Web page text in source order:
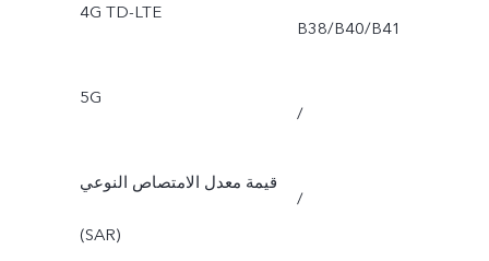
4G TD-LTE
B38/B40/B41
5G
/
قيمة معدل الامتصاص النوعي
(SAR)
/